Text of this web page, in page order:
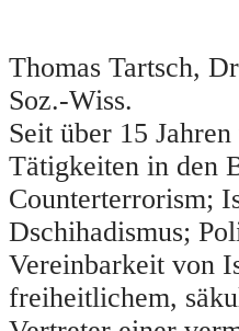
Thomas Tartsch,
Soz.-Wiss.
Seit über 15
Tätigkeiten in den
Counterterrorism;
Dschihadismus;
Vereinbarkeit von
freiheitlichem,